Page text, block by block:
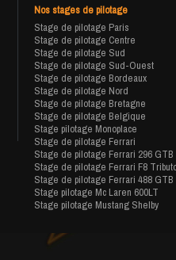
Nos stages de pilotage
Stage de pilotage Paris
Stage de pilotage Centre
Stage de pilotage Sud
Stage de pilotage Sud-Ouest
Stage de pilotage Bordeaux
Stage de pilotage Nord
Stage de pilotage Bretagne
Stage de pilotage Belgique
Stage pilotage Monoplace
Stage de pilotage Ferrari
Stage de pilotage Ferrari 296 GTB
Stage de pilotage Ferrari F8
Stage de pilotage Ferrari 488 GTB
Stage pilotage Mc Laren 600LT
Stage pilotage Mustang Shelby